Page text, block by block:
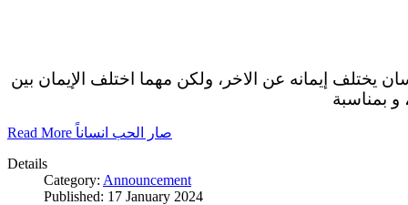
يختلف إيمانه عن الاخر، ولكن مهما اختلف الإيمان بين
و بمناسبة
Read More صار الحب انساناً
Details
Category: Announcement
Published: 17 January 2024